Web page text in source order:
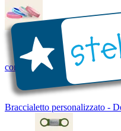
Braccialetto SOS -
con Nome - Luminoso
Braccialetto personalizzato -